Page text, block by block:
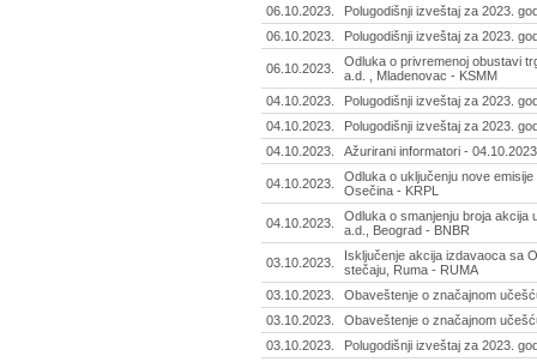
06.10.2023.
Polugodišnji izveštaj za 2023.
06.10.2023.
Polugodišnji izveštaj za 2023.
06.10.2023.
Odluka o privremenoj obustavi
a.d. , Mladenovac - KSMM
04.10.2023.
Polugodišnji izveštaj za 2023.
04.10.2023.
Polugodišnji izveštaj za 2023.
04.10.2023.
Ažurirani informatori - 04.10.2023
04.10.2023.
Odluka o uključenju nove
Osečina - KRPL
04.10.2023.
Odluka o smanjenju broja akcija
a.d., Beograd - BNBR
03.10.2023.
Isključenje akcija izdavaoca sa
stečaju, Ruma - RUMA
03.10.2023.
Obaveštenje o značajnom
03.10.2023.
Obaveštenje o značajnom
03.10.2023.
Polugodišnji izveštaj za 2023.